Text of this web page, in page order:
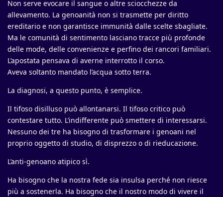
Non serve evocare il sangue o altre sciocchezze da
allevamento. La genoanità non si trasmette per diritto
ereditario e non garantisce immunità dalle scelte sbagliate.
Ma le comunità di sentimento lasciano tracce più profonde
delle mode, delle convenienze e perfino dei rancori familiari.
L’apostata pensava di averne interrotto il corso.
Aveva soltanto mandato l’acqua sotto terra.
La diagnosi, a questo punto, è semplice.
Il tifoso disilluso può allontanarsi. Il tifoso critico può
contestare tutto. L’indifferente può smettere di interessarsi.
Nessuno dei tre ha bisogno di trasformare i genoani nel
proprio oggetto di studio, di disprezzo o di rieducazione.
L’anti-genoano atipico sì.
Ha bisogno che la nostra fede sia insulsa perché non riesce
più a sostenerla. Ha bisogno che il nostro modo di vivere il